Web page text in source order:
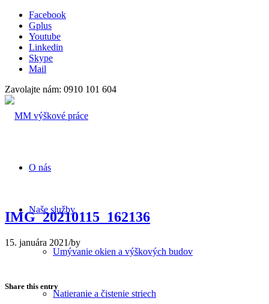
Facebook
Gplus
Youtube
Linkedin
Skype
Mail
Zavolajte nám: 0910 101 604
O nás
Naše služby
Umývanie okien a výškových budov
Natieranie a čistenie striech
IMG_20210115_162136
15. januára 2021/by
Share this entry